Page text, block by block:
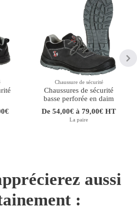
Chaussure de sécurité
Chaussures de sécurité
basse perforée en daim
De 54,00€ à 79,00€ HT
La paire
aussi
: